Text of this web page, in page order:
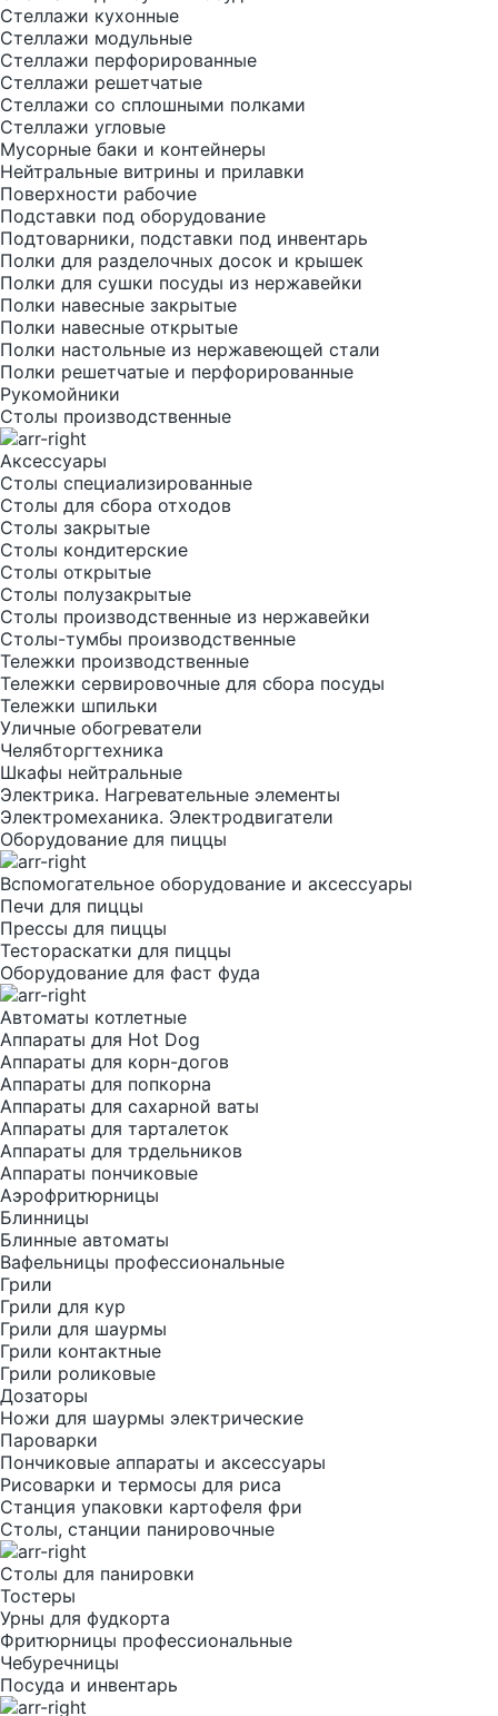
Стеллажи кухонные
Стеллажи модульные
Стеллажи перфорированные
Стеллажи решетчатые
Стеллажи со сплошными полками
Стеллажи угловые
Мусорные баки и контейнеры
Нейтральные витрины и прилавки
Поверхности рабочие
Подставки под оборудование
Подтоварники, подставки под инвентарь
Полки для разделочных досок и крышек
Полки для сушки посуды из нержавейки
Полки навесные закрытые
Полки навесные открытые
Полки настольные из нержавеющей стали
Полки решетчатые и перфорированные
Рукомойники
Столы производственные
Аксессуары
Столы специализированные
Столы для сбора отходов
Столы закрытые
Столы кондитерские
Столы открытые
Столы полузакрытые
Столы производственные из нержавейки
Столы-тумбы производственные
Тележки производственные
Тележки сервировочные для сбора посуды
Тележки шпильки
Уличные обогреватели
Челябторгтехника
Шкафы нейтральные
Электрика. Нагревательные элементы
Электромеханика. Электродвигатели
Оборудование для пиццы
Вспомогательное оборудование и аксессуары
Печи для пиццы
Прессы для пиццы
Тестораскатки для пиццы
Оборудование для фаст фуда
Автоматы котлетные
Аппараты для Hot Dog
Аппараты для корн-догов
Аппараты для попкорна
Аппараты для сахарной ваты
Аппараты для тарталеток
Аппараты для трдельников
Аппараты пончиковые
Аэрофритюрницы
Блинницы
Блинные автоматы
Вафельницы профессиональные
Грили
Грили для кур
Грили для шаурмы
Грили контактные
Грили роликовые
Дозаторы
Ножи для шаурмы электрические
Пароварки
Пончиковые аппараты и аксессуары
Рисоварки и термосы для риса
Станция упаковки картофеля фри
Столы, станции панировочные
Столы для панировки
Тостеры
Урны для фудкорта
Фритюрницы профессиональные
Чебуречницы
Посуда и инвентарь